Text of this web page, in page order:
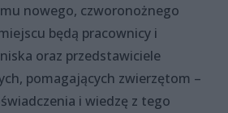
nowego, czworonożnego
będą pracownicy i
oraz przedstawiciele
pomagających zwierzętom –
i wiedzę z tego